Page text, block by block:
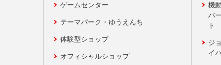
ゲームセンター
テーマパーク・ゆうえんち
体験型ショップ
オフィシャルショップ
機
バ
ト
ジ
イ